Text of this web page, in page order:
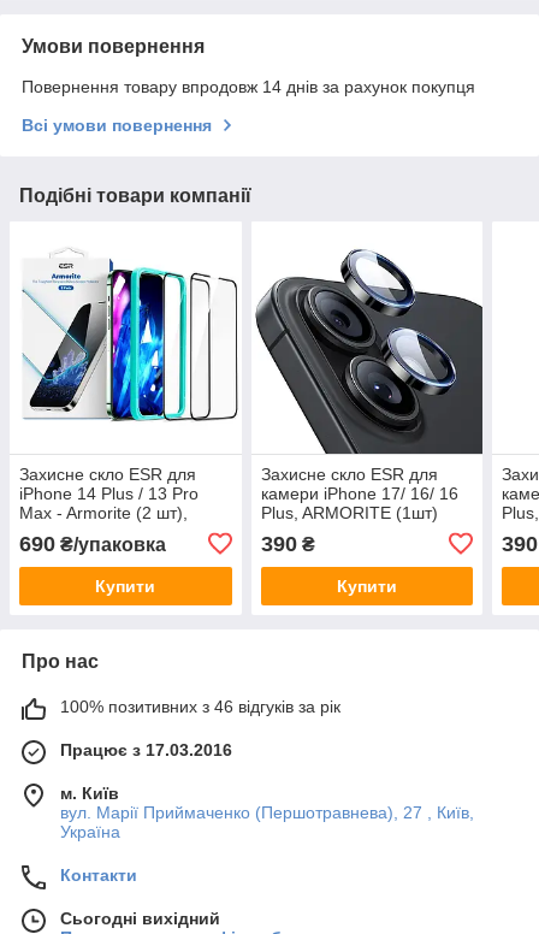
Умови повернення
Повернення товару впродовж 14 днів за рахунок покупця
Всі умови повернення
Подібні товари компанії
Захисне скло ESR для
iPhone 14 Plus / 13 Pro
Max - Armorite (2 шт),
690 ₴/упаковка
Купити
Захисне скло ESR для
камери iPhone 17/ 16/ 16
Plus, ARMORITE (1шт)
390₴
Купити
390
Про нас
100% позитивних з 46 відгуків за рік
Працює з 17.03.2016
м. Київ
вул. Марії Приймаченко (Першотравнева), 27 , Київ,
Україна
Контакти
Сьогодні вихідний